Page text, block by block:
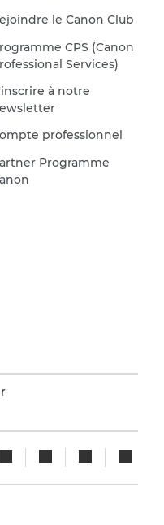
le Canon Club
CPS (Canon
Services)
à notre
professionnel
Programme